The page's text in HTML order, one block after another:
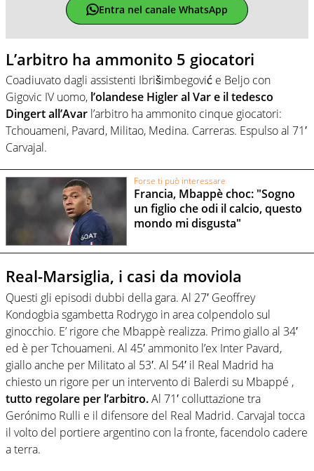
Entra nel canale WhatsApp
L’arbitro ha ammonito 5 giocatori
Coadiuvato dagli assistenti Ibrišimbegović e Beljo con
Gigovic IV uomo, l’olandese Higler al Var e il tedesco
Dingert all’Avar l’arbitro ha ammonito cinque giocatori:
Tchouameni, Pavard, Militao, Medina. Carreras. Espulso al 71′
Carvajal.
Forse ti può interessare
Francia, Mbappè choc: "Sogno
un figlio che odi il calcio, questo
mondo mi disgusta"
Real-Marsiglia, i casi da moviola
Questi gli episodi dubbi della gara. Al 27′ Geoffrey
Kondogbia sgambetta Rodrygo in area colpendolo sul
ginocchio. E’ rigore che Mbappè realizza. Primo giallo al 34′
ed è per Tchouameni. Al 45′ ammonito l’ex Inter Pavard,
giallo anche per Militato al 53′. Al 54′ il Real Madrid ha
chiesto un rigore per un intervento di Balerdi su Mbappé ,
tutto regolare per l’arbitro.Al 71′ colluttazione tra
Gerónimo Rulli e il difensore del Real Madrid. Carvajal tocca
il volto del portiere argentino con la fronte, facendolo cadere
a terra.